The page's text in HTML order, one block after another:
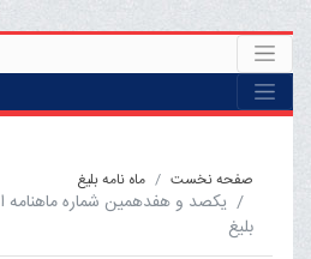
صفحه نخست ماه نامه بلیغ
یکصد و هفدهمین شماره ماهنامه
بلیغ